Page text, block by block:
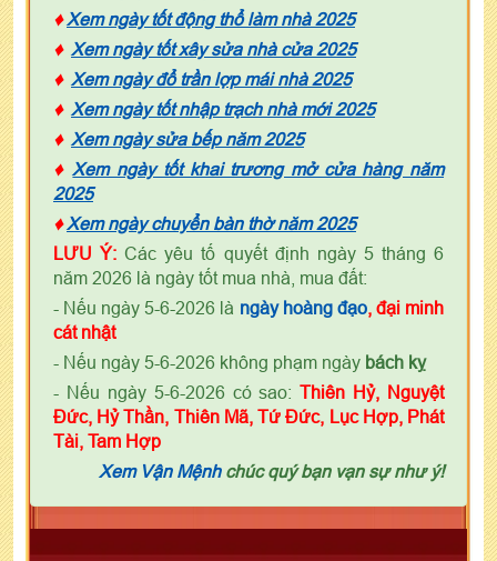
♦ Xem ngày tốt động thổ làm nhà 2025
♦ Xem ngày tốt xây sửa nhà cửa 2025
♦ Xem ngày đổ trần lợp mái nhà 2025
♦ Xem ngày tốt nhập trạch nhà mới 2025
♦ Xem ngày sửa bếp năm 2025
♦ Xem ngày tốt khai trương mở cửa hàng năm
2025
♦ Xem ngày chuyển bàn thờ năm 2025
LƯU Ý: Các yêu tố quyết định ngày 5 tháng 6
năm 2026 là ngày tốt mua nhà, mua đất:
- Nếu ngày 5-6-2026 là ngày hoàng đạo, đại minh
cát nhật
- Nếu ngày 5-6-2026 không phạm ngày bách kỵ
- Nếu ngày 5-6-2026 có sao:Thiên Hỷ, Nguyệt
Đức, Hỷ Thần, Thiên Mã, Tứ Đức, Lục Hợp, Phát
Tài, Tam Hợp
Xem Vận Mệnhchúc quý bạn vạn sự như ý!